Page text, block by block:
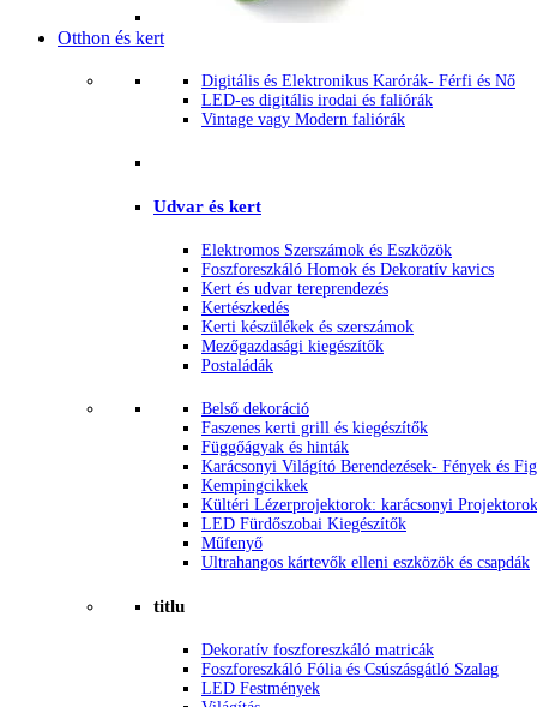
Otthon és kert
Digitális és Elektronikus Karórák- Férfi és Nő
LED-es digitális irodai és faliórák
Vintage vagy Modern faliórák
Udvar és kert
Elektromos Szerszámok és Eszközök
Foszforeszkáló Homok és Dekoratív kavics
Kert és udvar tereprendezés
Kertészkedés
Kerti készülékek és szerszámok
Mezőgazdasági kiegészítők
Postaládák
Belső dekoráció
Faszenes kerti grill és kiegészítők
Függőágyak és hinták
Karácsonyi Világító Berendezések- Fények és
Kempingcikkek
Kültéri Lézerprojektorok: karácsonyi Projektorok
LED Fürdőszobai Kiegészítők
Műfenyő
Ultrahangos kártevők elleni eszközök és csapdák
titlu
Dekoratív foszforeszkáló matricák
Foszforeszkáló Fólia és Csúszásgátló Szalag
LED Festmények